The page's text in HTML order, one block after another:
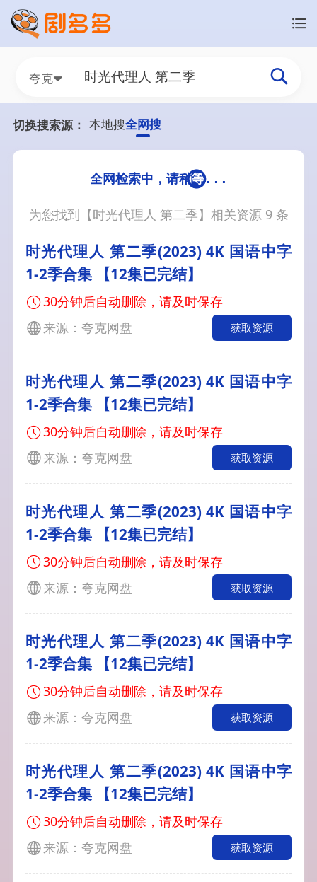
夸克
切换搜索源： 本地搜全网搜
为您找到【时光代理人 第二季】相关资源9 条
时光代理人 第二季(2023) 4K 国语中字
1-2季合集 【12集已完结】
30分钟后自动删除，请及时保存
来源：夸克网盘
获取资源
时光代理人 第二季(2023) 4K 国语中字
1-2季合集 【12集已完结】
30分钟后自动删除，请及时保存
来源：夸克网盘
获取资源
时光代理人 第二季(2023) 4K 国语中字
1-2季合集 【12集已完结】
30分钟后自动删除，请及时保存
来源：夸克网盘
获取资源
时光代理人 第二季(2023) 4K 国语中字
1-2季合集 【12集已完结】
30分钟后自动删除，请及时保存
来源：夸克网盘
获取资源
时光代理人 第二季(2023) 4K 国语中字
1-2季合集 【12集已完结】
30分钟后自动删除，请及时保存
来源：夸克网盘
获取资源